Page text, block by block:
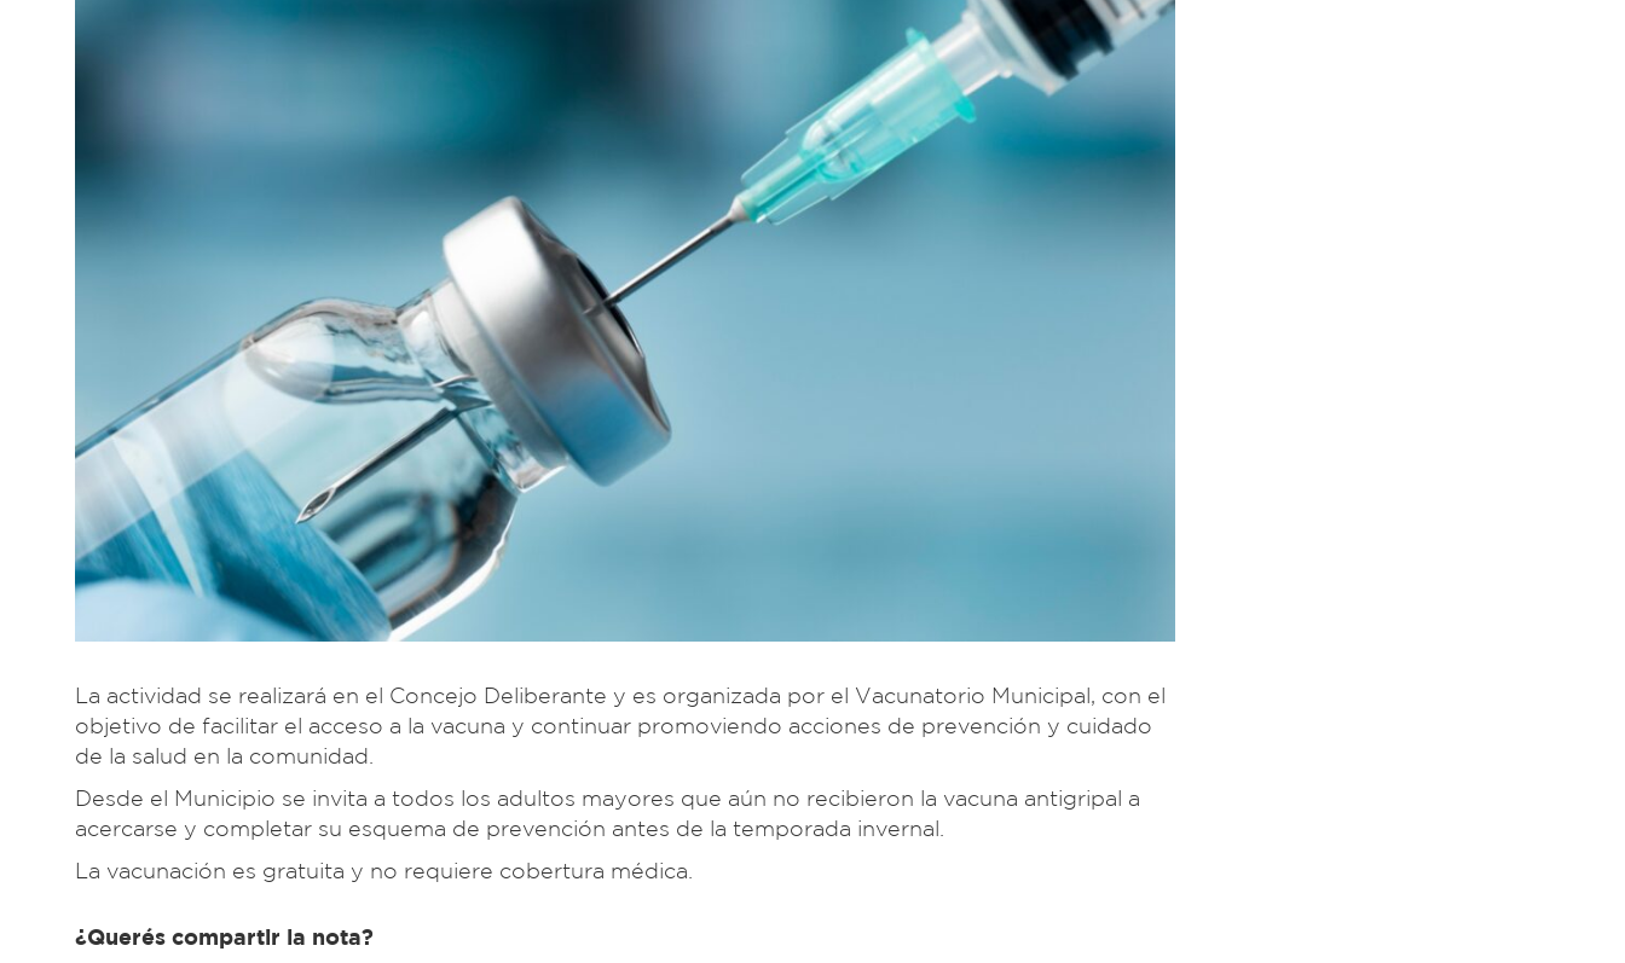
La actividad se realizará en el Concejo Deliberante y es organizada por el Vacunatorio Municipal, con el
objetivo de facilitar el acceso a la vacuna y continuar promoviendo acciones de prevención y cuidado
de la salud en la comunidad.
Desde el Municipio se invita a todos los adultos mayores que aún no recibieron la vacuna antigripal a
acercarse y completar su esquema de prevención antes de la temporada invernal.
La vacunación es gratuita y no requiere cobertura médica.
¿Querés compartir la nota?